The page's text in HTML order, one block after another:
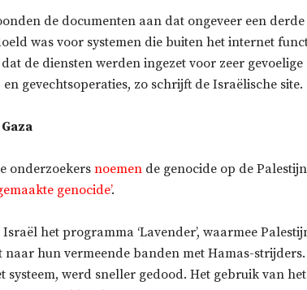
de documenten aan dat ongeveer een
was voor systemen die buiten het internet
de diensten werden ingezet voor zeer
gevechtsoperaties, zo schrijft de Israëlische site.
onderzoekersnoemen de genocide op de
genocide’.
het programma ‘Lavender’, waarmee
naar hun vermeende banden met Hamas-strijders.
systeem, werd sneller gedood. Het gebruik van